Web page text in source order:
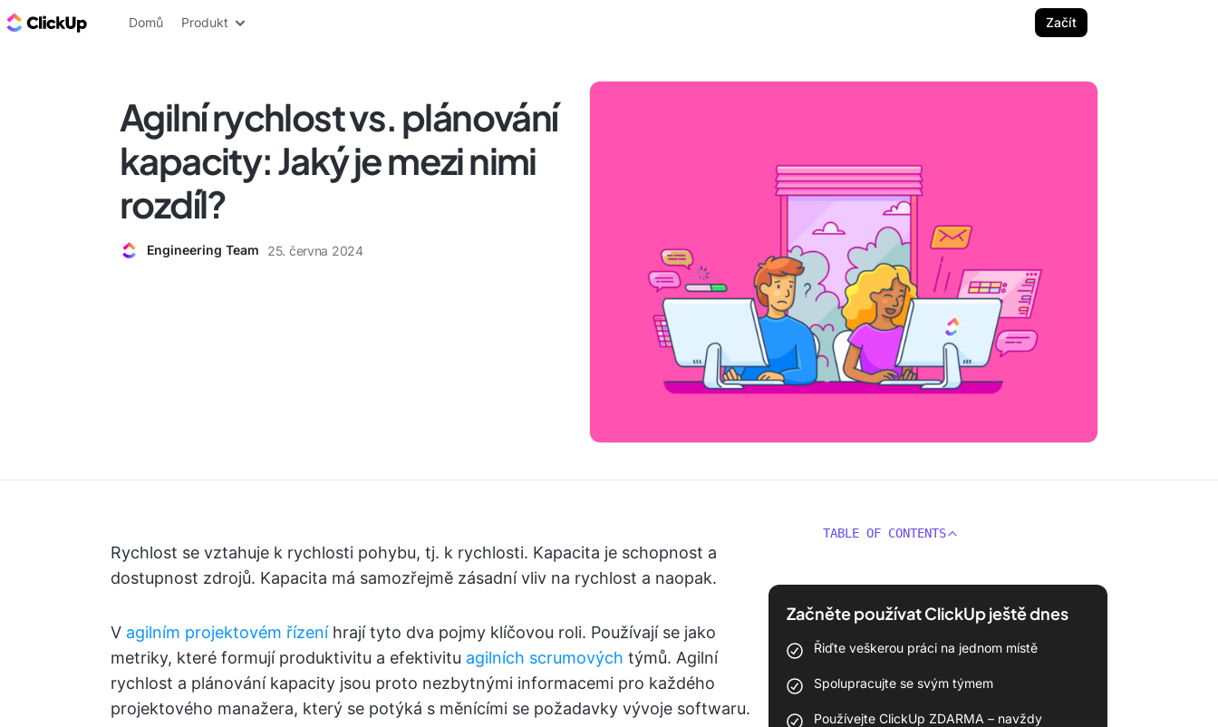
ClickUp blog
Domů Produkt Začít
Agilní rychlost vs. plánování
kapacity: Jaký je mezi nimi
rozdíl?
Engineering Team 25. června 2024
Rychlost se vztahuje k rychlosti pohybu, tj. k rychlosti. Kapacita je schopnost a
dostupnost zdrojů. Kapacita má samozřejmě zásadní vliv na rychlost a naopak.
V agilním projektovém řízeníhrají tyto dva pojmy klíčovou roli. Používají se jako
metriky, které formují produktivitu a efektivitu agilních scrumových týmů. Agilní
rychlost a plánování kapacity jsou proto nezbytnými informacemi pro každého
projektového manažera, který se potýká s měnícími se požadavky vývoje softwaru.
TABLE OF CONTENTS
Začněte používat ClickUp ještě dnes
Řiďte veškerou práci na jednom místě
Spolupracujte se svým týmem
Používejte ClickUp ZDARMA – navždy